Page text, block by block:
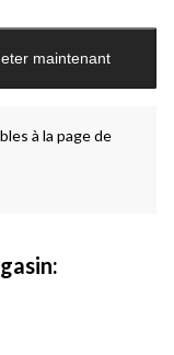
maintenant
à la page de